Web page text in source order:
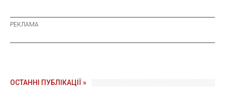
ОСТАННІ ПУБЛІКАЦІЇ »